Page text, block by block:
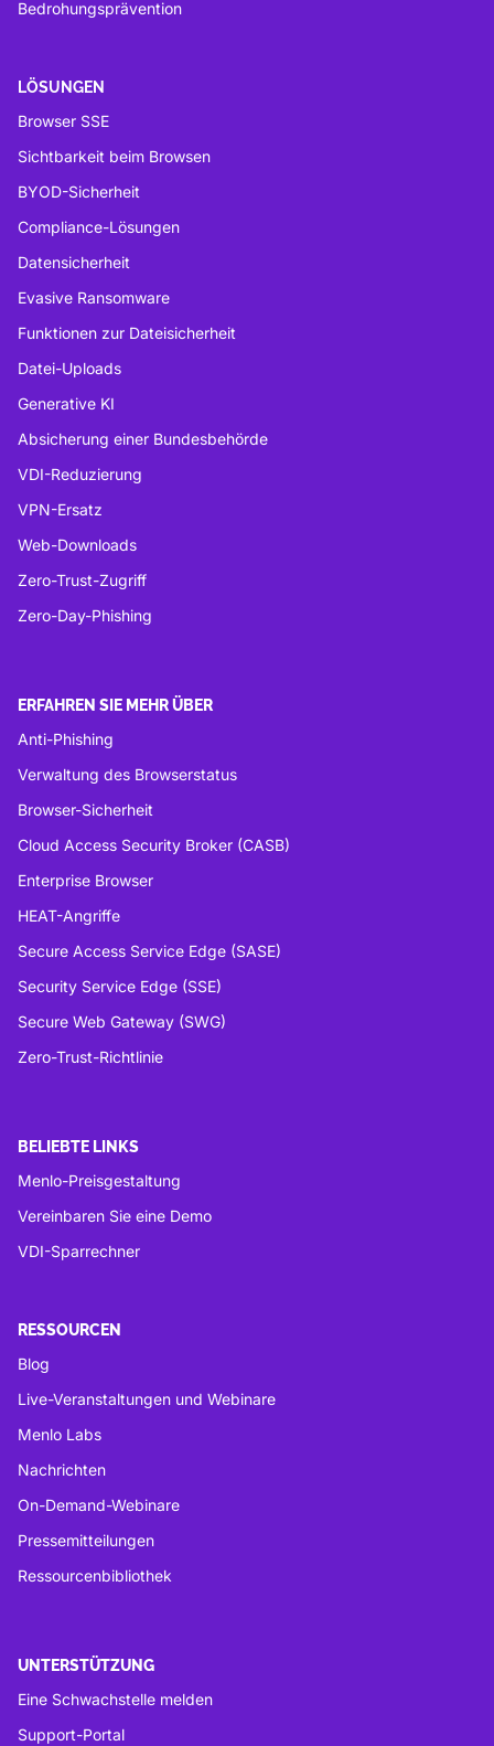
Bedrohungsprävention
LÖSUNGEN
Browser SSE
Sichtbarkeit beim Browsen
BYOD-Sicherheit
Compliance-Lösungen
Datensicherheit
Evasive Ransomware
Funktionen zur Dateisicherheit
Datei-Uploads
Generative KI
Absicherung einer Bundesbehörde
VDI-Reduzierung
VPN-Ersatz
Web-Downloads
Zero-Trust-Zugriff
Zero-Day-Phishing
ERFAHREN SIE MEHR ÜBER
Anti-Phishing
Verwaltung des Browserstatus
Browser-Sicherheit
Cloud Access Security Broker (CASB)
Enterprise Browser
HEAT-Angriffe
Secure Access Service Edge (SASE)
Security Service Edge (SSE)
Secure Web Gateway (SWG)
Zero-Trust-Richtlinie
BELIEBTE LINKS
Menlo-Preisgestaltung
Vereinbaren Sie eine Demo
VDI-Sparrechner
RESSOURCEN
Blog
Live-Veranstaltungen und Webinare
Menlo Labs
Nachrichten
On-Demand-Webinare
Pressemitteilungen
Ressourcenbibliothek
UNTERSTÜTZUNG
Eine Schwachstelle melden
Support-Portal